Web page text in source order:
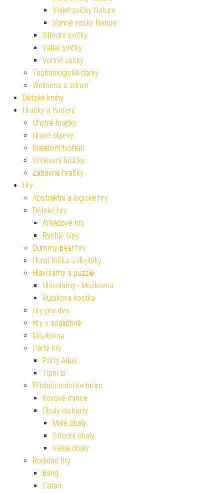
Velké svíčky Nature
Vonné vosky Nature
Střední svíčky
Velké svíčky
Vonné vosky
Technologické dárky
Wellness a zdraví
Dětské knihy
Hračky a tvoření
Chytré hračky
Hravé objevy
Kreativní tvoření
Venkovní hračky
Zábavné hračky
Hry
Abstraktní a logické hry
Dětské hry
Arkádové hry
Rychlé šípy
Dummy Bear hry
Herní trička a doplňky
Hlavolamy a puzzle
Hlavolamy - Mozkovna
Rubikova kostka
Hry pro dva
Hry v angličtině
Mozkovna
Párty hry
Párty Alias
Tipni si
Příslušenství ke hrám
Kovové mince
Obaly na karty
Malé obaly
Střední obaly
Velké obaly
Rodinné hry
Bang
Catan